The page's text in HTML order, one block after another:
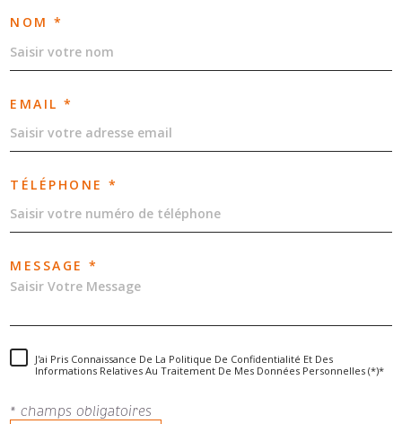
NOM *
EMAIL *
TÉLÉPHONE *
MESSAGE *
J'ai Pris Connaissance De La Politique De Confidentialité Et Des
Informations Relatives Au Traitement De Mes Données Personnelles (*)*
* champs obligatoires